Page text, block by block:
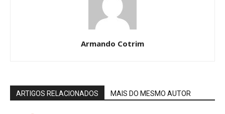
Armando Cotrim
ARTIGOS RELACIONADOS MAIS DO MESMO AUTOR